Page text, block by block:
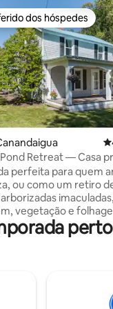
de 5, 224
melhores preferidos
dos hóspedes
Retreat — Casa
incríveis
perfeita para quem
ou como um retiro
vegetação e
uma em sua
impressionantes de
na propriedade. Lareira a